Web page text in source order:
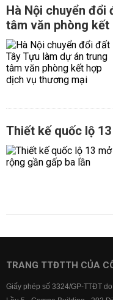
Hà Nội chuyển đổi
tâm văn phòng
Thiết kế quốc lộ
TRANG TTĐTTH CỦA
Giấy phép số 3324/GP-TTĐT